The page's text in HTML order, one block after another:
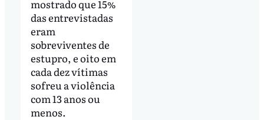
mostrado que 15%
das entrevistadas
eram
sobreviventes de
estupro, e oito em
cada dez vítimas
sofreu a violência
com 13 anos ou
menos.